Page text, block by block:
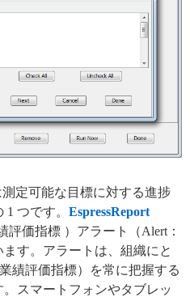
定可能な目標に対する進捗
つです。 EspressReport
評価指標 ）アラート（Alert：
す。アラートは、組織にと
績評価指標）を常に把握する
スマートフォンやタブレッ